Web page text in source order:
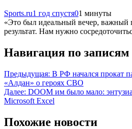
Sports.ru1 год спустя01 минуты
«Это был идеальный вечер,
результат. Нам нужно
Навигация по записям
Предыдущая: В РФ начался прокат
«Алдан» о героях СВО
Далее: DOOM им было мало:
Microsoft Excel
Похожие новости